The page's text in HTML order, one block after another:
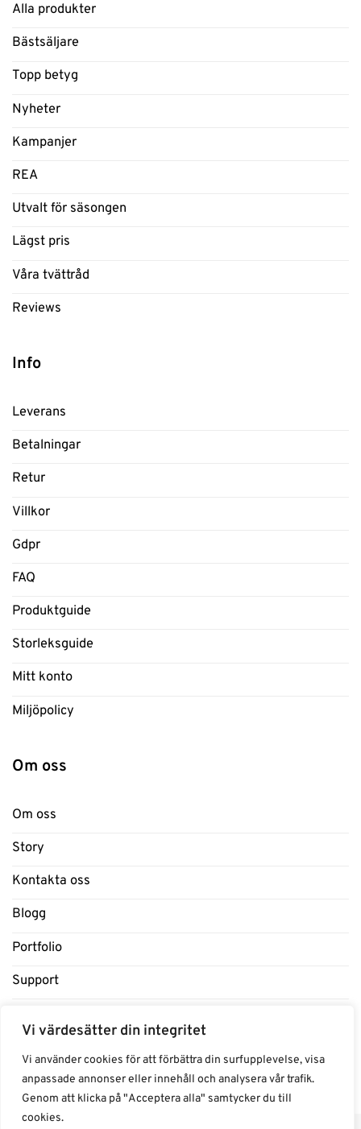
Vi värdesätter din integritet
Vi använder cookies för att förbättra din surfupplevelse, visa
anpassade annonser eller innehåll och analysera vår trafik.
Genom att klicka på "Acceptera alla" samtycker du till
cookies.
Alla produkter
Bästsäljare
Topp betyg
Nyheter
Kampanjer
REA
Utvalt för säsongen
Lägst pris
Våra tvättråd
Reviews
Info
Leverans
Betalningar
Retur
Villkor
Gdpr
FAQ
Produktguide
Storleksguide
Mitt konto
Miljöpolicy
Om oss
Om oss
Story
Kontakta oss
Blogg
Portfolio
Support